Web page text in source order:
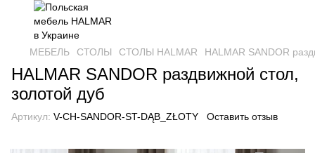
МЕБЕЛЬ СТОЛЫ СТОЛЫ HALMAR HALMAR SANDOR
HALMAR SANDOR раздвижной стол,
золотой дуб
Артикул: V-CH-SANDOR-ST-DĄB_ZŁOTY Оставить отзыв